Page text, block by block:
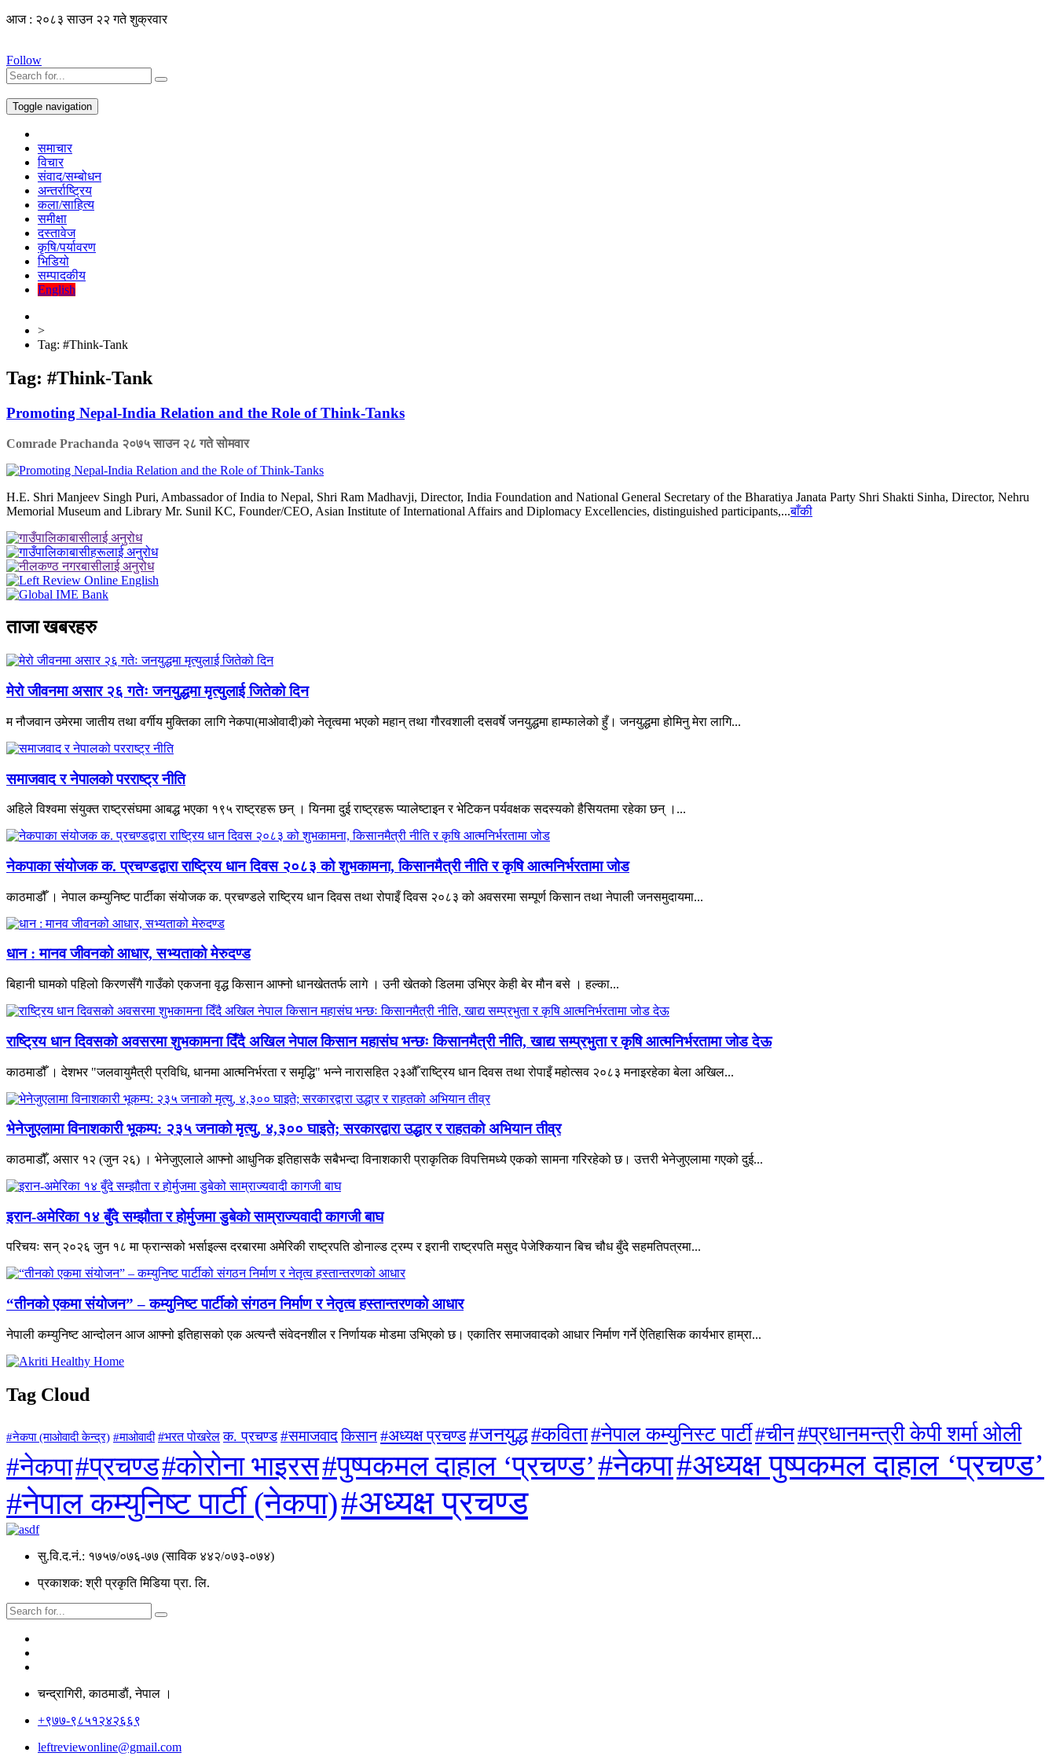
आज : २०८३ साउन २२ गते शुक्रवार
Follow
Toggle navigation
समाचार
विचार
संवाद/सम्बोधन
अन्तर्राष्ट्रिय
कला/साहित्य
समीक्षा
दस्तावेज
कृषि/पर्यावरण
भिडियो
सम्पादकीय
English
>
Tag: #Think-Tank
Tag: #Think-Tank
Promoting Nepal-India Relation and the Role of Think-Tanks
Comrade Prachanda २०७५ साउन २८ गते सोमवार
H.E. Shri Manjeev Singh Puri, Ambassador of India to Nepal, Shri Ram Madhavji, Director, India Foundation and National General Secretary of the Bharatiya Janata Party Shri Shakti Sinha, Director, Nehru
Memorial Museum and Library Mr. Sunil KC, Founder/CEO, Asian Institute of International Affairs and Diplomacy Excellencies, distinguished participants,...बाँकी
ताजा खबरहरु
मेरो जीवनमा असार २६ गतेः जनयुद्धमा मृत्युलाई जितेको दिन
म नौजवान उमेरमा जातीय तथा वर्गीय मुक्तिका लागि नेकपा(माओवादी)को नेतृत्वमा भएको महान् तथा गौरवशाली दसवर्षे जनयुद्धमा हाम्फालेको हुँ। जनयुद्धमा होमिनु मेरा लागि...
समाजवाद र नेपालको परराष्ट्र नीति
अहिले विश्वमा संयुक्त राष्ट्रसंघमा आबद्ध भएका १९५ राष्ट्रहरू छन् । यिनमा दुई राष्ट्रहरू प्यालेष्टाइन र भेटिकन पर्यवक्षक सदस्यको हैसियतमा रहेका छन् ।...
नेकपाका संयोजक क. प्रचण्डद्वारा राष्ट्रिय धान दिवस २०८३ को शुभकामना, किसानमैत्री नीति र कृषि आत्मनिर्भरतामा जोड
काठमाडौँ । नेपाल कम्युनिष्ट पार्टीका संयोजक क. प्रचण्डले राष्ट्रिय धान दिवस तथा रोपाइँ दिवस २०८३ को अवसरमा सम्पूर्ण किसान तथा नेपाली जनसमुदायमा...
धान : मानव जीवनको आधार, सभ्यताको मेरुदण्ड
बिहानी घामको पहिलो किरणसँगै गाउँको एकजना वृद्ध किसान आफ्नो धानखेततर्फ लागे । उनी खेतको डिलमा उभिएर केही बेर मौन बसे । हल्का...
राष्ट्रिय धान दिवसको अवसरमा शुभकामना दिँदै अखिल नेपाल किसान महासंघ भन्छः किसानमैत्री नीति, खाद्य सम्प्रभुता र कृषि आत्मनिर्भरतामा जोड देऊ
काठमाडौँ । देशभर "जलवायुमैत्री प्रविधि, धानमा आत्मनिर्भरता र समृद्धि" भन्ने नारासहित २३औँ राष्ट्रिय धान दिवस तथा रोपाइँ महोत्सव २०८३ मनाइरहेका बेला अखिल...
भेनेजुएलामा विनाशकारी भूकम्प: २३५ जनाको मृत्यु, ४,३०० घाइते; सरकारद्वारा उद्धार र राहतको अभियान तीव्र
काठमाडौँ, असार १२ (जुन २६) । भेनेजुएलाले आफ्नो आधुनिक इतिहासकै सबैभन्दा विनाशकारी प्राकृतिक विपत्तिमध्ये एकको सामना गरिरहेको छ। उत्तरी भेनेजुएलामा गएको दुई...
इरान-अमेरिका १४ बुँदे सम्झौता र होर्मुजमा डुबेको साम्राज्यवादी कागजी बाघ
परिचयः सन् २०२६ जुन १८ मा फ्रान्सको भर्साइल्स दरबारमा अमेरिकी राष्ट्रपति डोनाल्ड ट्रम्प र इरानी राष्ट्रपति मसुद पेजेश्कियान बिच चौध बुँदे सहमतिपत्रमा...
“तीनको एकमा संयोजन” – कम्युनिष्ट पार्टीको संगठन निर्माण र नेतृत्व हस्तान्तरणको आधार
नेपाली कम्युनिष्ट आन्दोलन आज आफ्नो इतिहासको एक अत्यन्तै संवेदनशील र निर्णायक मोडमा उभिएको छ। एकातिर समाजवादको आधार निर्माण गर्ने ऐतिहासिक कार्यभार हाम्रा...
Tag Cloud
#नेकपा (माओवादी केन्द्र) #माओवादी #भरत पोखरेल क. प्रचण्ड #समाजवादकिसान#अध्यक्ष प्रचण्ड#जनयुद्ध#कविता#नेपाल कम्युनिस्ट पार्टी#चीन#प्रधानमन्त्री केपी शर्मा ओली
#नेकपा#प्रचण्ड#कोरोना भाइरस#पुष्पकमल दाहाल ‘प्रचण्ड’#नेकपा#अध्यक्ष पुष्पकमल दाहाल ‘प्रचण्ड’
#नेपाल कम्युनिष्ट पार्टी (नेकपा)#अध्यक्ष प्रचण्ड
सु.वि.द.नं.: १७५७/०७६-७७ (साविक ४४२/०७३-०७४)
प्रकाशक: श्री प्रकृति मिडिया प्रा. लि.
चन्द्रागिरी, काठमाडाैं, नेपाल ।
+९७७-९८५१२४२६६९
leftreviewonline@gmail.com